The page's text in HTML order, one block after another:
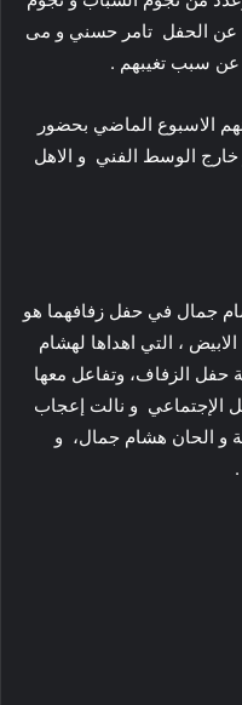
عن الحفل تامر حسني و مى
عن سبب تغيبهم .
الاسبوع الماضي بحضور
الوسط الفني و الاهل
جمال في حفل زفافهما هو
، التي اهداها لهشام
حفل الزفاف، وتفاعل معها
الإجتماعي و نالت إعجاب
و الحان هشام جمال، و